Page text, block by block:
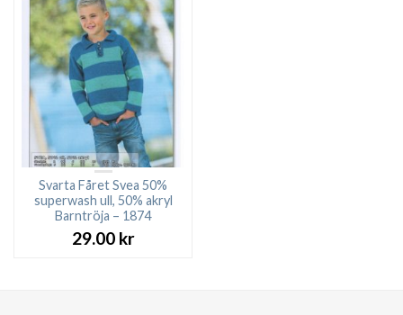
Svarta Fåret Svea 50%
superwash ull, 50% akryl
Barntröja – 1874
29.00 kr